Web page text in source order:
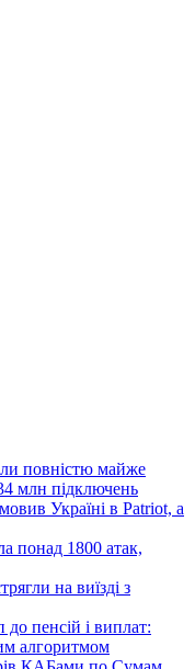
повністю майже
млн підключень
Україні в Patriot, а
понад 1800 атак,
на виїзді з
пенсій і виплат:
алгоритмом